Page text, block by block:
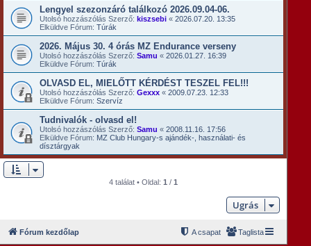
Lengyel szezonzáró találkozó 2026.09.04-06.
Utolsó hozzászólás Szerző: kiszsebi « 2026.07.20. 13:35
Elküldve Fórum: Túrák
2026. Május 30. 4 órás MZ Endurance verseny
Utolsó hozzászólás Szerző: Samu « 2026.01.27. 16:39
Elküldve Fórum: Túrák
OLVASD EL, MIELŐTT KÉRDÉST TESZEL FEL!!!
Utolsó hozzászólás Szerző: Gexxx « 2009.07.23. 12:33
Elküldve Fórum: Szervíz
Tudnivalók - olvasd el!
Utolsó hozzászólás Szerző: Samu « 2008.11.16. 17:56
Elküldve Fórum: MZ Club Hungary-s ajándék-, használati- és
dísztárgyak
4 találat • Oldal:1 /1
Ugrás
Fórum kezdőlap Taglista
A csapat